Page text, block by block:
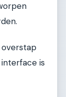
overstap
is